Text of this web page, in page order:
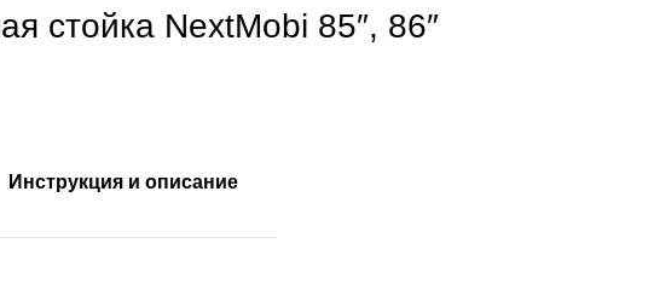
стойка NextMobi 85″, 86″
Инструкция и описание